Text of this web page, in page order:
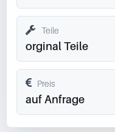
Teile
orginal Teile
Preis
auf Anfrage